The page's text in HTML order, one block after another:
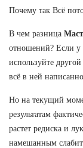
Почему так Всё
В чем разница
отношений? Если у
используйте
всё в ней
Но на текущий
результатам
растет редиска и
намешанным